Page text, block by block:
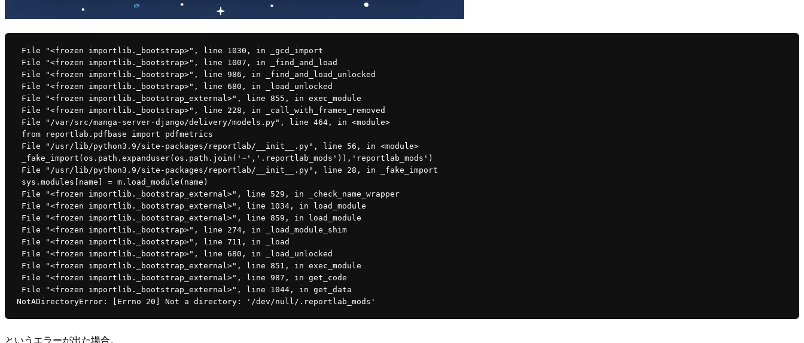
File "<frozen importlib._bootstrap>", line 1030, in _gcd_import
File "<frozen importlib._bootstrap>", line 1007, in _find_and_load
File "<frozen importlib._bootstrap>", line 986, in _find_and_load_unlocked
File "<frozen importlib._bootstrap>", line 680, in _load_unlocked
File "<frozen importlib._bootstrap_external>", line 855, in exec_module
File "<frozen importlib._bootstrap>", line 228, in _call_with_frames_removed
File "/var/src/manga-server-django/delivery/models.py", line 464, in <module>
from reportlab.pdfbase import pdfmetrics
File "/usr/lib/python3.9/site-packages/reportlab/__init__.py", line 56, in <module>
_fake_import(os.path.expanduser(os.path.join('~','.reportlab_mods')),'reportlab_mods')
File "/usr/lib/python3.9/site-packages/reportlab/__init__.py", line 28, in _fake_import
sys.modules[name] = m.load_module(name)
File "<frozen importlib._bootstrap_external>", line 529, in _check_name_wrapper
File "<frozen importlib._bootstrap_external>", line 1034, in load_module
File "<frozen importlib._bootstrap_external>", line 859, in load_module
File "<frozen importlib._bootstrap>", line 274, in _load_module_shim
File "<frozen importlib._bootstrap>", line 711, in _load
File "<frozen importlib._bootstrap>", line 680, in _load_unlocked
File "<frozen importlib._bootstrap_external>", line 851, in exec_module
File "<frozen importlib._bootstrap_external>", line 987, in get_code
File "<frozen importlib._bootstrap_external>", line 1044, in get_data
NotADirectoryError: [Errno 20] Not a directory: '/dev/null/.reportlab_mods'
というエラーが出た場合。